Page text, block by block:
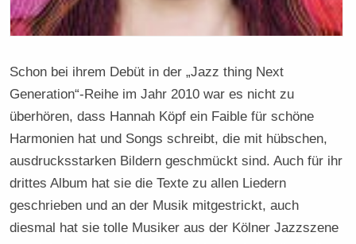
Schon bei ihrem Debüt in der „Jazz thing Next
Generation“-Reihe im Jahr 2010 war es nicht zu
überhören, dass Hannah Köpf ein Faible für schöne
Harmonien hat und Songs schreibt, die mit hübschen,
ausdrucksstarken Bildern geschmückt sind. Auch für ihr
drittes Album hat sie die Texte zu allen Liedern
geschrieben und an der Musik mitgestrickt, auch
diesmal hat sie tolle Musiker aus der Kölner Jazzszene